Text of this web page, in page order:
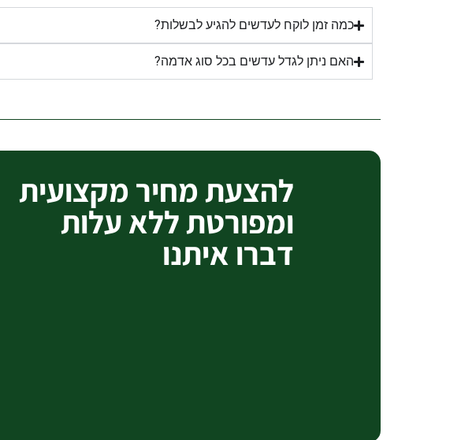
כמה זמן לוקח לעדשים להגיע לבשלות?
האם ניתן לגדל עדשים בכל סוג אדמה?
להצעת מחיר מקצועית
ומפורטת ללא עלות
דברו איתנו